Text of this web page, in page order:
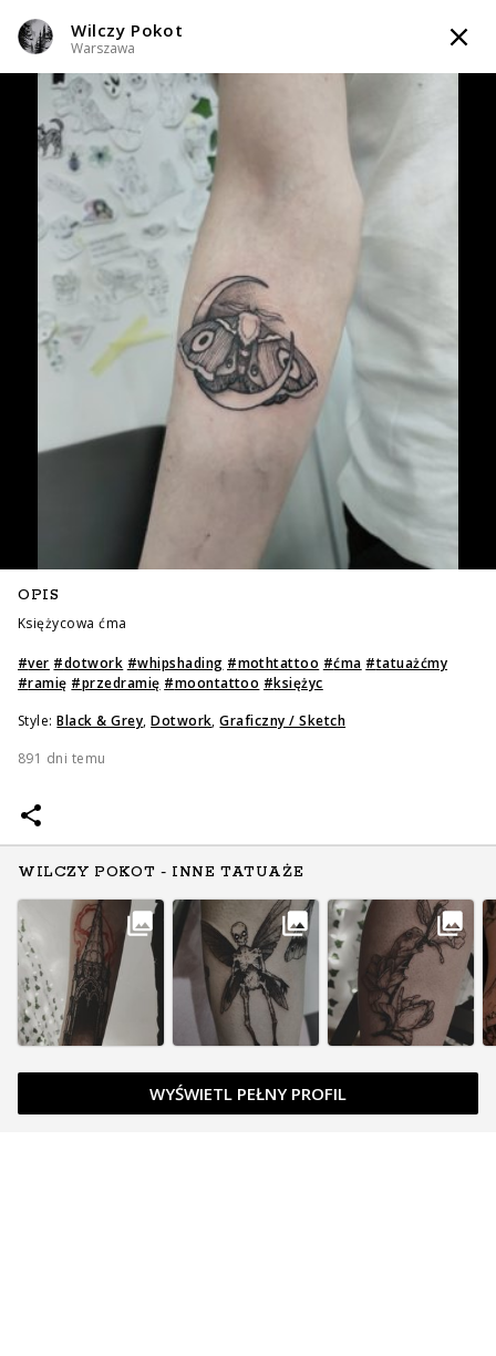
TATTOOARTIST
Wilczy Pokot
Styl tatuażu: Black & Grey / Dotwork / Graficzny / Sketch / Line work /
Fineline / Outline / White Ink
WIADOMOŚĆ
TATUAŻE WZORY INFO
Wilczy Pokot
Warszawa
OPIS
Księżycowa ćma
#ver #dotwork #whipshading #mothtattoo #ćma #tatuażćmy
#ramię #przedramię #moontattoo #księżyc
Style: Black & Grey,Dotwork,Graficzny / Sketch
891 dni temu
WILCZY POKOT - INNE TATUAŻE
WYŚWIETL PEŁNY PROFIL